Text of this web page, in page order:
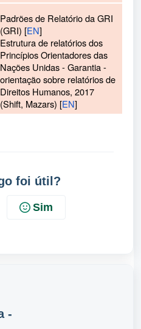
Padrões de Relatório da GRI
(GRI) [EN]
Estrutura de relatórios dos
Princípios Orientadores das
Nações Unidas - Garantia -
orientação sobre relatórios de
Direitos Humanos, 2017
(Shift, Mazars) [EN]
foi útil?
Sim
-